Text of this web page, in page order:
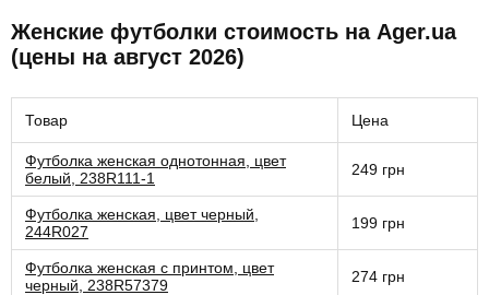
Женские футболки стоимость на Ager.ua
(цены на август 2026)
Товар Цена
Футболка женская однотонная, цвет
белый, 238R111-1
249 грн
Футболка женская, цвет черный,
244R027
199 грн
Футболка женская с принтом, цвет
черный, 238R57379
274 грн